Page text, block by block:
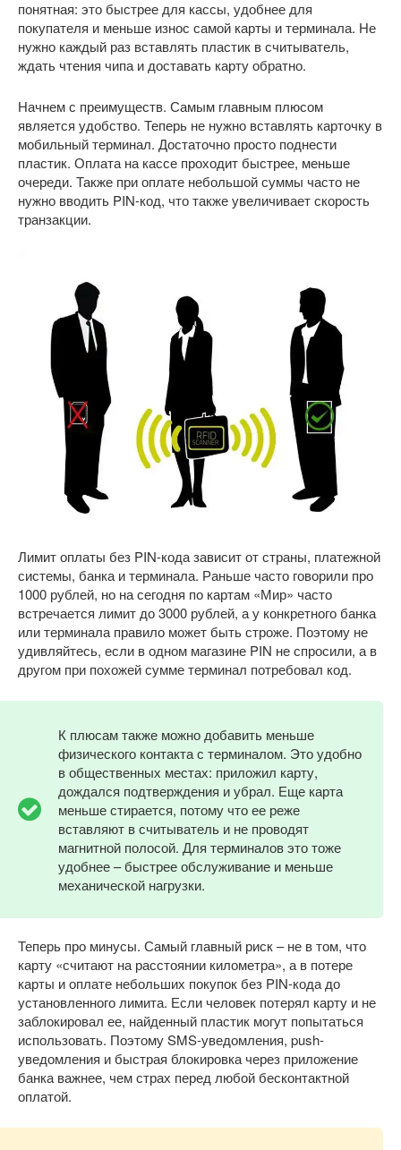
понятная: это быстрее для кассы, удобнее для
покупателя и меньше износ самой карты и терминала. Не
нужно каждый раз вставлять пластик в считыватель,
ждать чтения чипа и доставать карту обратно.
Начнем с преимуществ. Самым главным плюсом
является удобство. Теперь не нужно вставлять карточку в
мобильный терминал. Достаточно просто поднести
пластик. Оплата на кассе проходит быстрее, меньше
очереди. Также при оплате небольшой суммы часто не
нужно вводить PIN-код, что также увеличивает скорость
транзакции.
Лимит оплаты без PIN-кода зависит от страны, платежной
системы, банка и терминала. Раньше часто говорили про
1000 рублей, но на сегодня по картам «Мир» часто
встречается лимит до 3000 рублей, а у конкретного банка
или терминала правило может быть строже. Поэтому не
удивляйтесь, если в одном магазине PIN не спросили, а в
другом при похожей сумме терминал потребовал код.
К плюсам также можно добавить меньше
физического контакта с терминалом. Это удобно
в общественных местах: приложил карту,
дождался подтверждения и убрал. Еще карта
меньше стирается, потому что ее реже
вставляют в считыватель и не проводят
магнитной полосой. Для терминалов это тоже
удобнее – быстрее обслуживание и меньше
механической нагрузки.
Теперь про минусы. Самый главный риск – не в том, что
карту «считают на расстоянии километра», а в потере
карты и оплате небольших покупок без PIN-кода до
установленного лимита. Если человек потерял карту и не
заблокировал ее, найденный пластик могут попытаться
использовать. Поэтому SMS-уведомления, push-
уведомления и быстрая блокировка через приложение
банка важнее, чем страх перед любой бесконтактной
оплатой.